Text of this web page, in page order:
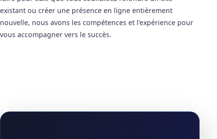
existant ou créer une présence en ligne entièrement
nouvelle, nous avons les compétences et l'expérience pour
vous accompagner vers le succès.